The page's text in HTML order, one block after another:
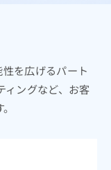
を広げるパート
ィングなど、お客